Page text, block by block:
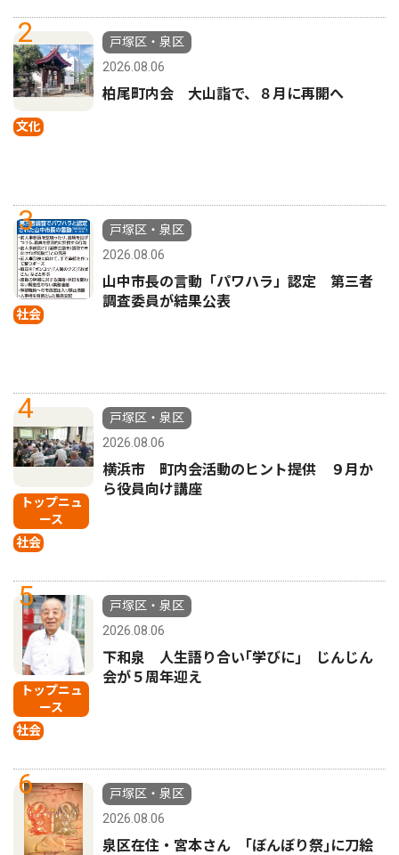
2
文化
戸塚区・泉区
2026.08.06
柏尾町内会 大山詣で、８月に再開へ
3
社会
戸塚区・泉区
2026.08.06
山中市長の言動「パワハラ」認定 第三者
調査委員が結果公表
4
トップニュ
ース
社会
戸塚区・泉区
2026.08.06
横浜市 町内会活動のヒント提供 ９月か
ら役員向け講座
5
トップニュ
ース
社会
戸塚区・泉区
2026.08.06
下和泉 人生語り合い｢学びに｣ じんじん
会が５周年迎え
6
戸塚区・泉区
2026.08.06
泉区在住・宮本さん ｢ぼんぼり祭｣に刀絵